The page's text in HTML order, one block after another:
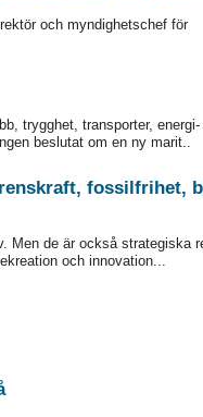
och myndighetschef för
trygghet, transporter, energi-
beslutat om en ny marit..
fossilfrihet,
Men de är också strategiska
och innovation...